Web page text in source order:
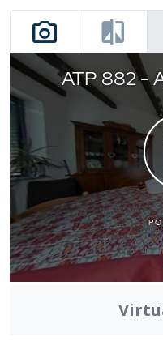
photo_camera compare